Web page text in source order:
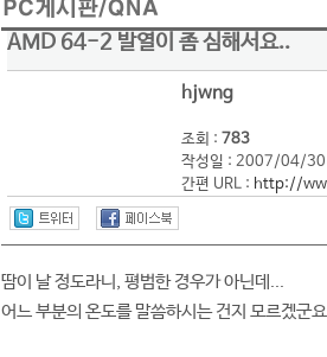
AMD 64-2 발열이 좀 심해서요..
hjwng
조회 : 783
작성일 : 2007/04/
간편 URL : http://
땀이 날 정도라니, 평범한 경우가 아닌데...
어느 부분의 온도를 말씀하시는 건지 모르겠군